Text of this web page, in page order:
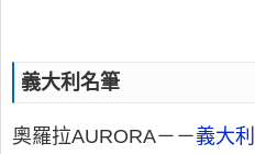
義大利名筆
奧羅拉AURORA－－義大利